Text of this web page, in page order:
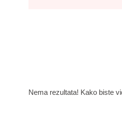
Nema rezultata! Kako biste